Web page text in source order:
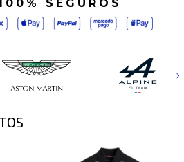
SEGUROS